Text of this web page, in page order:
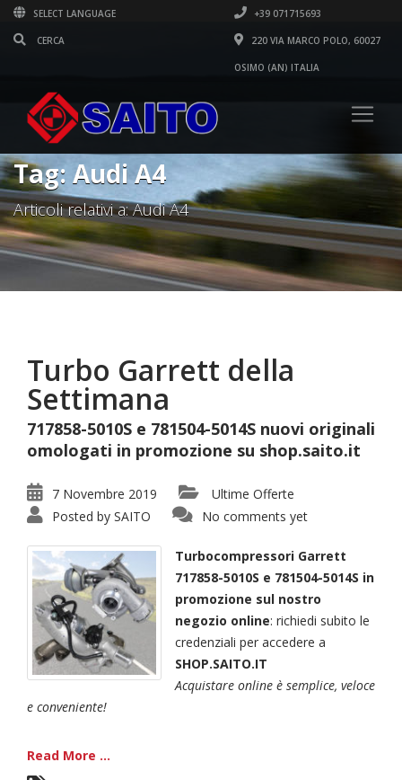
SELECT LANGUAGE +39 071715693
220 VIA MARCO POLO, 60027
OSIMO (AN) ITALIA
Tag: Audi A4
Articoli relativi a: Audi A4
Turbo Garrett della
Settimana
717858-5010S e 781504-5014S nuovi originali
omologati in promozione su shop.saito.it
7 Novembre 2019
Ultime Offerte
Posted by SAITO No comments yet
Turbocompressori Garrett
717858-5010S e 781504-5014S in
promozione sul nostro
negozio online: richiedi subito le
credenziali per accedere a
SHOP.SAITO.IT
Acquistare online è semplice, veloce
e conveniente!
Read More ...